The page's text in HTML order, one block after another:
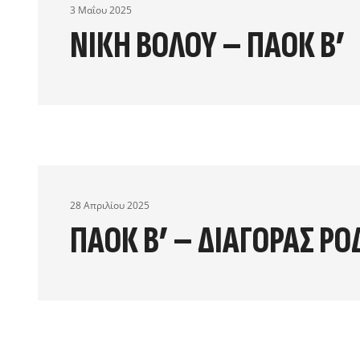
3 Μαΐου 2025
ΝΙΚΗ ΒΟΛΟΥ – ΠΑΟΚ Β’
28 Απριλίου 2025
ΠΑΟΚ Β’ – ΔΙΑΓΟΡΑΣ